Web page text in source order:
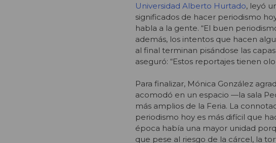
Universidad Alberto Hurtado, leyó
significados de hacer periodismo
habla a la gente. “El buen
además, los intentos que hacen
al final terminan pisándose las
aseguró: “Estos reportajes tienen
Para finalizar, Mónica González
acomodó en un espacio —la sala
más amplios de la Feria. La
periodismo hoy es más difícil que
época había una mayor unidad
que pese al riesgo de la cárcel, la